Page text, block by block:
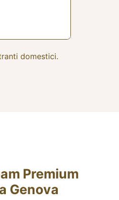
domestici.
Premium
Genova